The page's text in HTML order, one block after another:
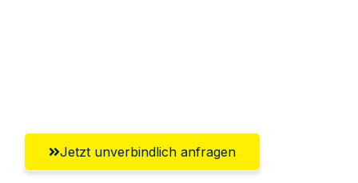
Jetzt unverbindlich anfragen